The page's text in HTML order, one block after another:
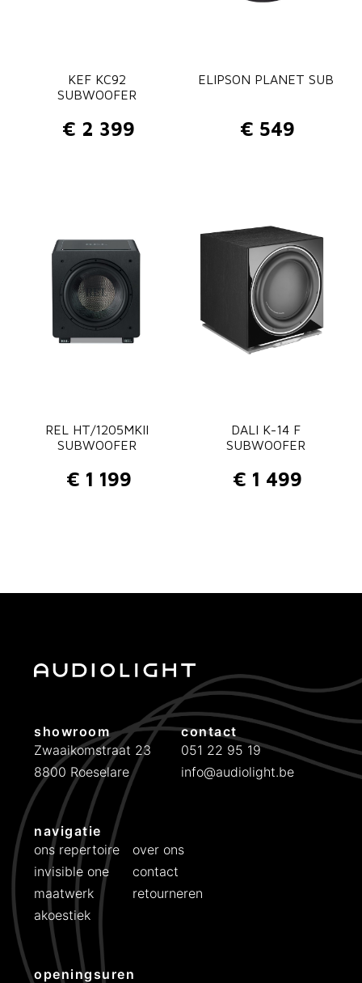
KEF KC92
SUBWOOFER
€ 2 399
ELIPSON PLANET SUB
€ 549
REL HT/1205MKII
SUBWOOFER
€ 1 199
DALI K-14 F
SUBWOOFER
€ 1 499
showroom
Zwaaikomstraat 23
8800 Roeselare
contact
051 22 95 19
info@audiolight.be
navigatie
ons repertoire
invisible one
maatwerk
akoestiek
over ons
contact
retourneren
openingsuren